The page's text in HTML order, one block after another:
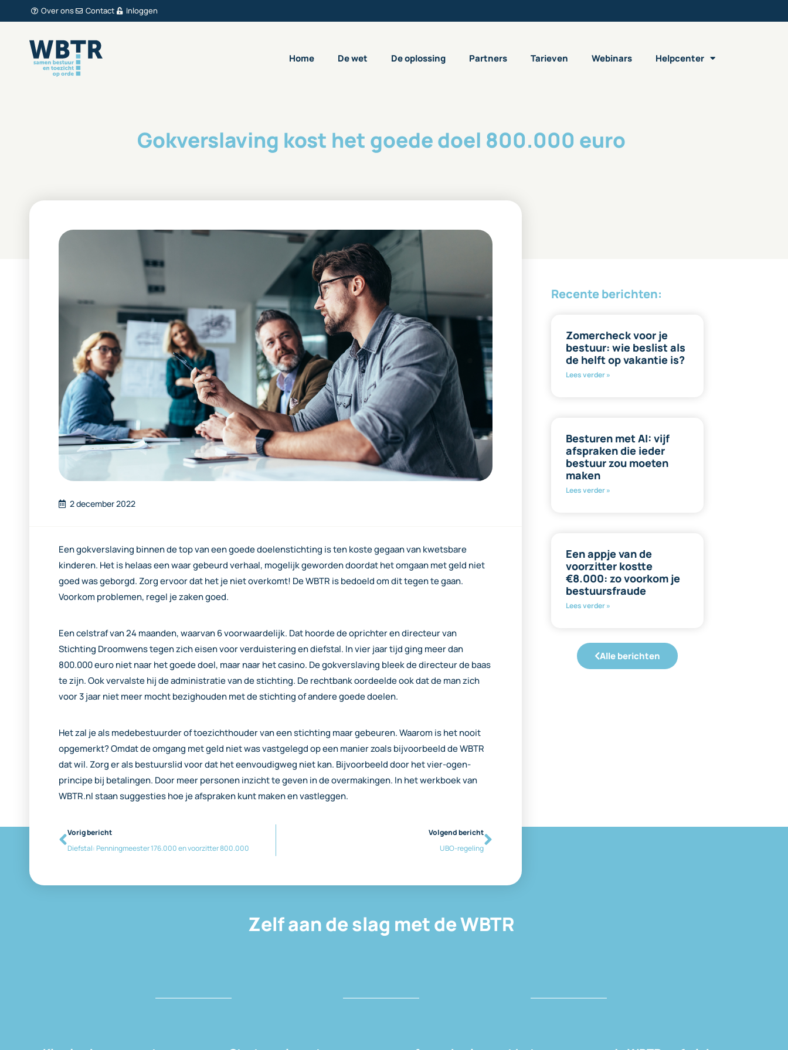
Over ons Contact Inloggen
Home De wet De oplossing Partners Tarieven Webinars Helpcenter
Gokverslaving kost het goede doel 800.000 euro
2 december 2022
Een gokverslaving binnen de top van een goede doelenstichting is ten koste gegaan van kwetsbare
kinderen. Het is helaas een waar gebeurd verhaal, mogelijk geworden doordat het omgaan met geld niet
goed was geborgd. Zorg ervoor dat het je niet overkomt! De WBTR is bedoeld om dit tegen te gaan.
Voorkom problemen, regel je zaken goed.
Een celstraf van 24 maanden, waarvan 6 voorwaardelijk. Dat hoorde de oprichter en directeur van
Stichting Droomwens tegen zich eisen voor verduistering en diefstal. In vier jaar tijd ging meer dan
800.000 euro niet naar het goede doel, maar naar het casino. De gokverslaving bleek de directeur de baas
te zijn. Ook vervalste hij de administratie van de stichting. De rechtbank oordeelde ook dat de man zich
voor 3 jaar niet meer mocht bezighouden met de stichting of andere goede doelen.
Het zal je als medebestuurder of toezichthouder van een stichting maar gebeuren. Waarom is het nooit
opgemerkt? Omdat de omgang met geld niet was vastgelegd op een manier zoals bijvoorbeeld de WBTR
dat wil. Zorg er als bestuurslid voor dat het eenvoudigweg niet kan. Bijvoorbeeld door het vier-ogen-
principe bij betalingen. Door meer personen inzicht te geven in de overmakingen. In het werkboek van
WBTR.nl staan suggesties hoe je afspraken kunt maken en vastleggen.
Vorig bericht
Diefstal: Penningmeester 176.000 en voorzitter 800.000
Volgend bericht
UBO-regeling
Recente berichten:
Zomercheck voor je
bestuur: wie beslist als
de helft op vakantie is?
Lees verder »
Besturen met AI: vijf
afspraken die ieder
bestuur zou moeten
maken
Lees verder »
Een appje van de
voorzitter kostte
€8.000: zo voorkom je
bestuursfraude
Lees verder »
Alle berichten
Zelf aan de slag met de WBTR